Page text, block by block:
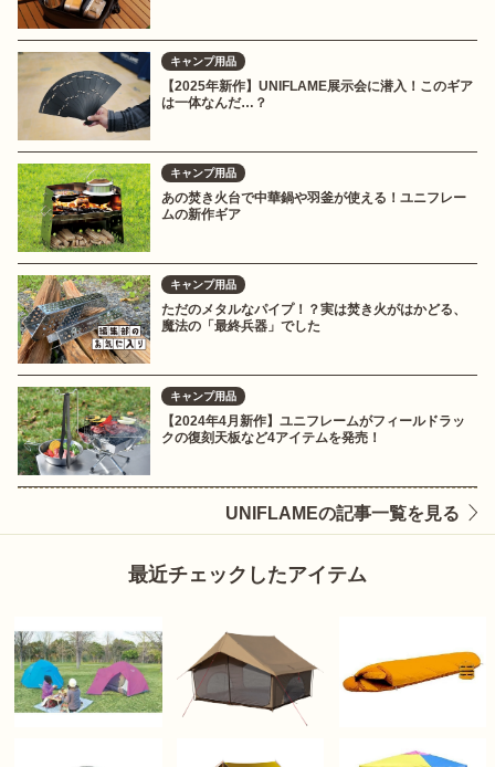
キャンプ用品
【2025年新作】UNIFLAME展示会に潜入！このギア
は一体なんだ…？
キャンプ用品
あの焚き火台で中華鍋や羽釜が使える！ユニフレー
ムの新作ギア
キャンプ用品
ただのメタルなパイプ！？実は焚き火がはかどる、
魔法の「最終兵器」でした
キャンプ用品
【2024年4月新作】ユニフレームがフィールドラッ
クの復刻天板など4アイテムを発売！
UNIFLAMEの記事一覧を見る
最近チェックしたアイテム